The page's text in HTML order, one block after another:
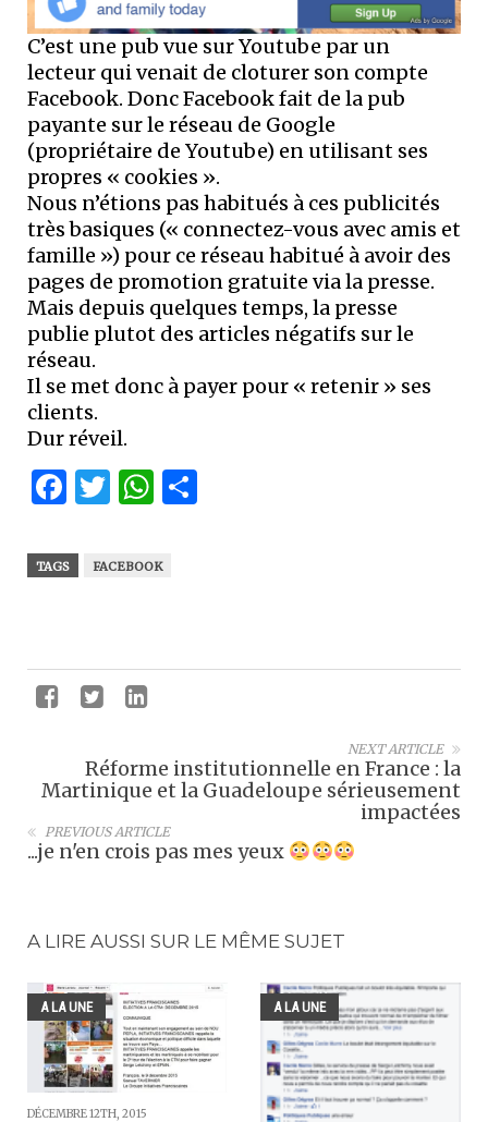
C’est une pub vue sur Youtube par un
lecteur qui venait de cloturer son compte
Facebook. Donc Facebook fait de la pub
payante sur le réseau de Google
(propriétaire de Youtube) en utilisant ses
propres « cookies ».
Nous n’étions pas habitués à ces publicités
très basiques (« connectez-vous avec amis et
famille ») pour ce réseau habitué à avoir des
pages de promotion gratuite via la presse.
Mais depuis quelques temps, la presse
publie plutot des articles négatifs sur le
réseau.
Il se met donc à payer pour « retenir » ses
clients.
Dur réveil.
Facebook
Twitter
WhatsApp
TAGS FACEBOOK
NEXT ARTICLE
Réforme institutionnelle en France : la
Martinique et la Guadeloupe sérieusement
impactées
PREVIOUS ARTICLE
...je n'en crois pas mes yeux
A LIRE AUSSI SUR LE MÊME SUJET
A LA UNE
DÉCEMBRE 12TH, 2015
A LA UNE